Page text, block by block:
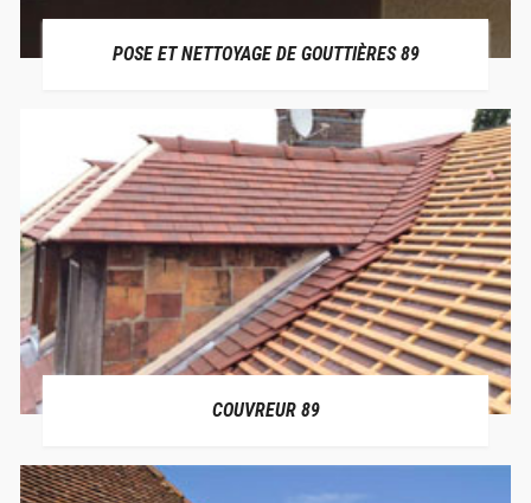
POSE ET NETTOYAGE DE GOUTTIÈRES 89
COUVREUR 89